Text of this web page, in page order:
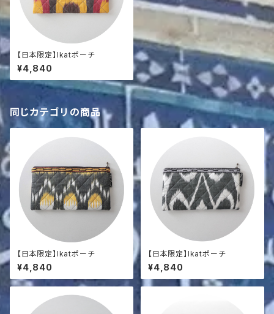
【日本限定】Ikatポーチ
¥4,840
同じカテゴリの商品
【日本限定】Ikatポーチ
¥4,840
【日本限定】Ikatポーチ
¥4,840